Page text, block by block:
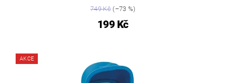
749 Kč(–73 %)
199 Kč
AKCE